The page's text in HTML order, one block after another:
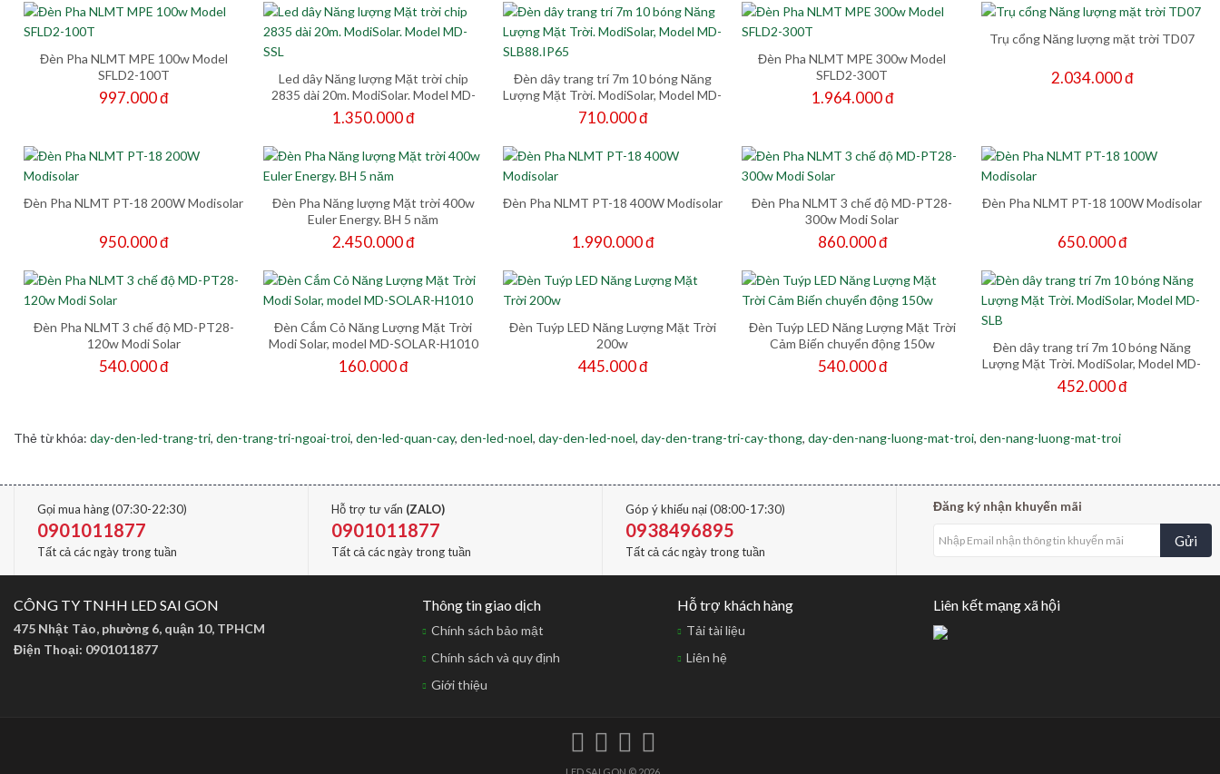
Đèn Pha NLMT MPE 100w Model
SFLD2-100T
997.000 đ
Led dây Năng lượng Mặt trời chip
2835 dài 20m. ModiSolar. Model MD-
SSL
1.350.000 đ
Đèn dây trang trí 7m 10 bóng Năng
Lượng Mặt Trời. ModiSolar, Model MD-
SLB88.IP65
710.000 đ
Đèn Pha NLMT MPE 300w Model
SFLD2-300T
1.964.000 đ
Trụ cổng Năng lượng mặt trời TD07
2.034.000 đ
Đèn Pha NLMT PT-18 200W Modisolar
950.000 đ
Đèn Pha Năng lượng Mặt trời 400w
Euler Energy. BH 5 năm
2.450.000 đ
Đèn Pha NLMT PT-18 400W Modisolar
1.990.000 đ
Đèn Pha NLMT 3 chế độ MD-PT28-
300w Modi Solar
860.000 đ
Đèn Pha NLMT PT-18 100W Modisolar
650.000 đ
Đèn Pha NLMT 3 chế độ MD-PT28-
120w Modi Solar
540.000 đ
Đèn Cắm Cỏ Năng Lượng Mặt Trời
Modi Solar, model MD-SOLAR-H1010
160.000 đ
Đèn Tuýp LED Năng Lượng Mặt Trời
200w
445.000 đ
Đèn Tuýp LED Năng Lượng Mặt Trời
Cảm Biến chuyển động 150w
540.000 đ
Đèn dây trang trí 7m 10 bóng Năng
Lượng Mặt Trời. ModiSolar, Model MD-
SLB
452.000 đ
Thẻ từ khóa: day-den-led-trang-tri, den-trang-tri-ngoai-troi, den-led-quan-cay, den-led-noel, day-den-led-noel, day-den-trang-tri-cay-thong, day-den-nang-luong-mat-troi, den-nang-luong-mat-troi
Gọi mua hàng (07:30-22:30)
0901011877
Tất cả các ngày trong tuần
Hỗ trợ tư vấn (ZALO)
0901011877
Tất cả các ngày trong tuần
Góp ý khiếu nại (08:00-17:30)
0938496895
Tất cả các ngày trong tuần
Đăng ký nhận khuyến mãi
Gửi
CÔNG TY TNHH LED SAI GON
475 Nhật Tảo, phường 6, quận 10, TPHCM
Điện Thoại: 0901011877
Thông tin giao dịch
Chính sách bảo mật
Chính sách và quy định
Giới thiệu
Hỗ trợ khách hàng
Tải tài liệu
Liên hệ
Liên kết mạng xã hội